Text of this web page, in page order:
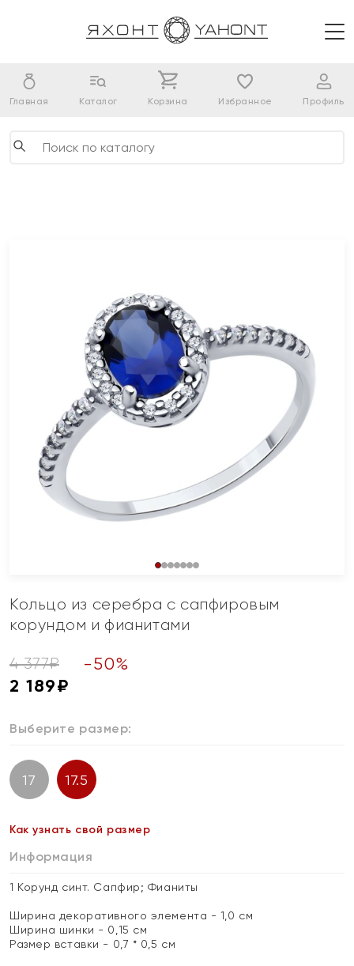
Главная Каталог Корзина Избранное Профиль
Кольцо из серебра с сапфировым
корундом и фианитами
4 377₽ -50%
2 189₽
Выберите размер:
17 17.5
Как узнать свой размер
Информация
1 Корунд синт. Сапфир; Фианиты
Ширина декоративного элемента - 1,0 см
Ширина шинки - 0,15 см
Размер вставки - 0,7 * 0,5 см